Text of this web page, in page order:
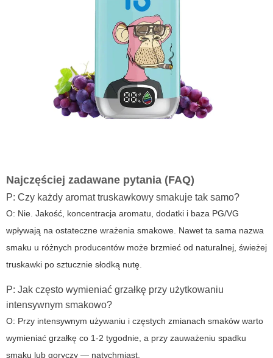
Najczęściej zadawane pytania (FAQ)
P: Czy każdy aromat truskawkowy smakuje tak samo?
O: Nie. Jakość, koncentracja aromatu, dodatki i baza PG/VG
wpływają na ostateczne wrażenia smakowe. Nawet ta sama nazwa
smaku u różnych producentów może brzmieć od naturalnej, świeżej
truskawki po sztucznie słodką nutę.
P: Jak często wymieniać grzałkę przy użytkowaniu
intensywnym smakowo?
O: Przy intensywnym używaniu i częstych zmianach smaków warto
wymieniać grzałkę co 1-2 tygodnie, a przy zauważeniu spadku
smaku lub goryczy — natychmiast.